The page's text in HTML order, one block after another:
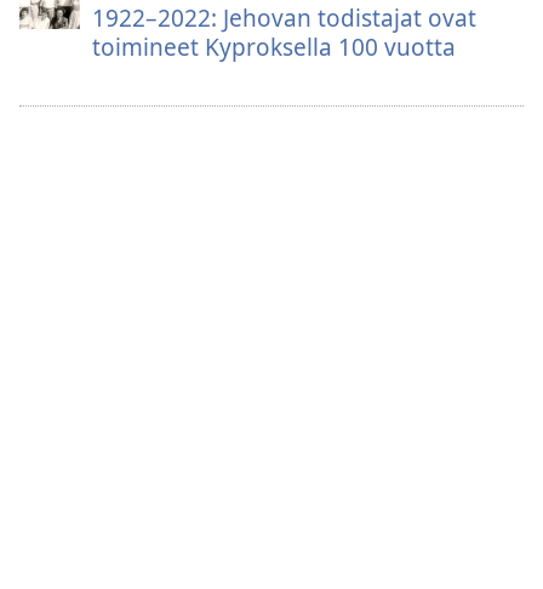
1922–2022: Jehovan todistajat ovat
toimineet Kyproksella 100 vuotta